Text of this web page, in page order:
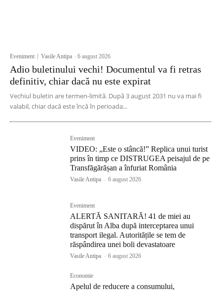
Eveniment Vasile Antipa -6 august 2026
Adio buletinului vechi! Documentul va fi retras
definitiv, chiar dacă nu este expirat
Vechiul buletin are termen-limită. După 3 august 2031 nu va mai fi
valabil, chiar dacă este încă în perioada...
Eveniment
VIDEO: „Este o stâncă!” Replica unui turist
prins în timp ce DISTRUGEA peisajul de pe
Transfăgărășan a înfuriat România
Vasile Antipa - 6 august 2026
Eveniment
ALERTĂ SANITARĂ! 41 de miei au
dispărut în Alba după interceptarea unui
transport ilegal. Autoritățile se tem de
răspândirea unei boli devastatoare
Vasile Antipa - 6 august 2026
Economie
Apelul de reducere a consumului,